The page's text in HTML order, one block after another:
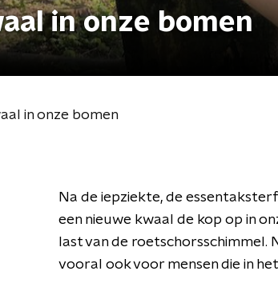
in onze bomen
in onze bomen
Na de iepziekte, de
een nieuwe kwaal de kop op in
last van de
vooral ook voor mensen die in